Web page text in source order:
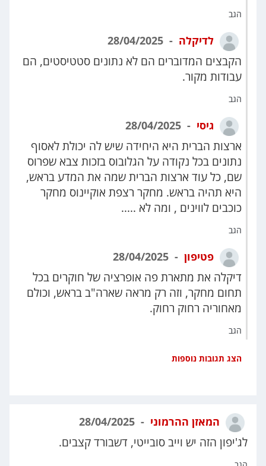
הגב
לדיקלה
הקבצים המדוברים הם לא נתונים סטטיסטים, הם
עבודות מקור.
הגב
גיסי
ארצות הברית היא היחידה שיש לה יכולת לאסוף
נתונים בכל נקודה על הגלובוס בזכות צבא שפרוס
שם, כל עוד ארצות הברית שמה את המדע בראש,
היא תהיה בראש. מחקר רצפת אוקיינוס מחקר
כוכבים לווינים , ומה לא .....
הגב
פטיפון
דיקלה את מתארת פה אופרציה של חוקרים בכל
תחום מחקר, וזה רק מראה שארה"ב בראש, וכולם
מאחוריה רחוק רחוק.
הגב
הצג תגובות נוספות
המאזן ההרמוני
לג'יפון הזה יש וייב סובייטי, דשבורד קצבים.